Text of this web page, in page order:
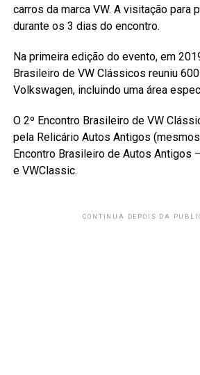
carros da marca VW. A visitação para
durante os 3 dias do encontro.
Na primeira edição do evento, em
Brasileiro de VW Clássicos reuniu
Volkswagen, incluindo uma área
O 2º Encontro Brasileiro de VW
pela Relicário Autos Antigos
Encontro Brasileiro de Autos Antigos
e VWClassic.
CONTINUA DEPOIS DA